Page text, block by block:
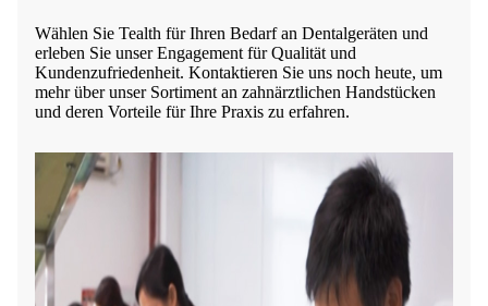
Wählen Sie Tealth für Ihren Bedarf an Dentalgeräten und
erleben Sie unser Engagement für Qualität und
Kundenzufriedenheit. Kontaktieren Sie uns noch heute, um
mehr über unser Sortiment an zahnärztlichen Handstücken
und deren Vorteile für Ihre Praxis zu erfahren.